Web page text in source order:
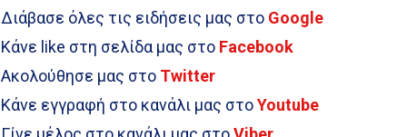
Διάβασε όλες τις ειδήσεις μας στο Google
Κάνε like στη σελίδα μας στο Facebook
Ακολούθησε μας στο Twitter
Κάνε εγγραφή στο κανάλι μας στοYoutube